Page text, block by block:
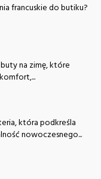
francuskie do butiku?
na zimę, które
która podkreśla
nowoczesnego...